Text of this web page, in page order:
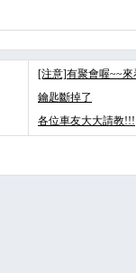
[注意]有聚會喔~~來
鑰匙斷掉了
各位車友大大請教!!!